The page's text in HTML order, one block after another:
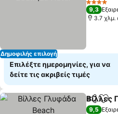
Δημοφιλής επιλογή
4 Αστέρια
9,3
3.7 χλμ.
Επιλέξτε ημερομηνίες, για να
δείτε τις ακριβείς τιμές
Βίλλες
9,5